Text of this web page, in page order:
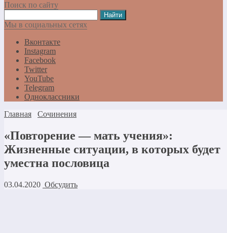
Поиск по сайту
Мы в социальных сетях
Вконтакте
Instagram
Facebook
Twitter
YouTube
Telegram
Одноклассники
Главная
Сочинения
«Повторение — мать учения»:
Жизненные ситуации, в которых будет
уместна пословица
03.04.2020 Обсудить